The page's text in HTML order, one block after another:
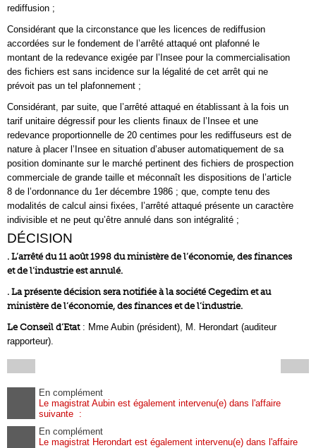
rediffusion ;
Considérant que la circonstance que les licences de rediffusion
accordées sur le fondement de l’arrêté attaqué ont plafonné le
montant de la redevance exigée par l’Insee pour la commercialisation
des fichiers est sans incidence sur la légalité de cet arrêt qui ne
prévoit pas un tel plafonnement ;
Considérant, par suite, que l’arrêté attaqué en établissant à la fois un
tarif unitaire dégressif pour les clients finaux de l’Insee et une
redevance proportionnelle de 20 centimes pour les rediffuseurs est de
nature à placer l’Insee en situation d’abuser automatiquement de sa
position dominante sur le marché pertinent des fichiers de prospection
commerciale de grande taille et méconnaît les dispositions de l’article
8 de l’ordonnance du 1er décembre 1986 ; que, compte tenu des
modalités de calcul ainsi fixées, l’arrêté attaqué présente un caractère
indivisible et ne peut qu’être annulé dans son intégralité ;
DÉCISION
. L’arrêté du 11 août 1998 du ministère de l’économie, des finances
et de l’industrie est annulé.
. La présente décision sera notifiée à la société Cegedim et au
ministère de l’économie, des finances et de l’industrie.
Le Conseil d’Etat: Mme Aubin (président), M. Herondart (auditeur
rapporteur).
En complément
Le magistrat Aubin est également intervenu(e) dans l'affaire
suivante :
En complément
Le magistrat Herondart est également intervenu(e) dans l'affaire